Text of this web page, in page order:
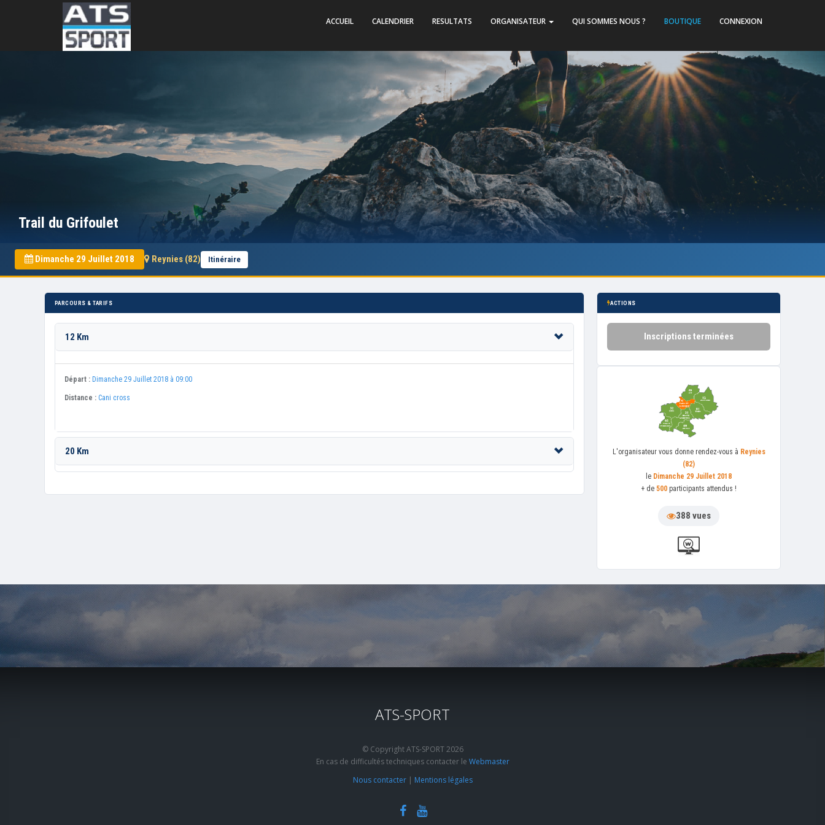
ACCUEIL CALENDRIER RESULTATS ORGANISATEUR QUI SOMMES NOUS ? BOUTIQUE CONNEXION
Trail du Grifoulet
Dimanche 29 Juillet 2018 Reynies (82) Itinéraire
PARCOURS & TARIFS
12 Km
Départ : Dimanche 29 Juillet 2018 à 09:00
Distance : Cani cross
20 Km
ACTIONS
Inscriptions terminées
L'organisateur vous donne rendez-vous à Reynies
(82)
le Dimanche 29 Juillet 2018
+ de 500 participants attendus !
388 vues
ATS-SPORT
© Copyright ATS-SPORT 2026
En cas de difficultés techniques contacter le Webmaster
Nous contacter| Mentions légales